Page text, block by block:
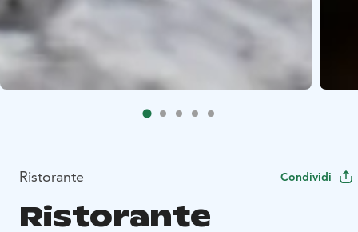
Ristorante Condividi
Ristorante